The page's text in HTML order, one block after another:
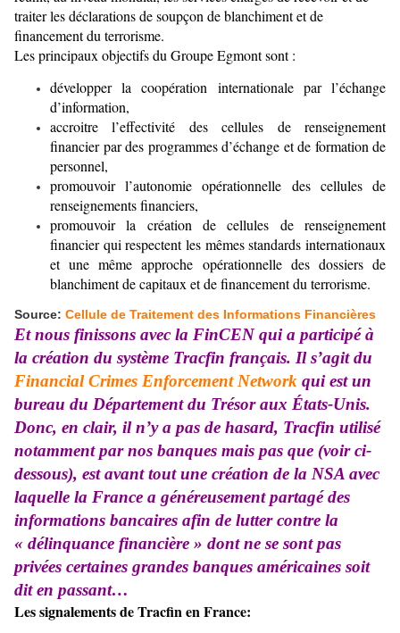
traiter les déclarations de soupçon de blanchiment et de
financement du terrorisme.
Les principaux objectifs du Groupe Egmont sont :
développer la coopération internationale par l’échange
d’information,
accroitre l’effectivité des cellules de renseignement
financier par des programmes d’échange et de formation de
personnel,
promouvoir l’autonomie opérationnelle des cellules de
renseignements financiers,
promouvoir la création de cellules de renseignement
financier qui respectent les mêmes standards internationaux
et une même approche opérationnelle des dossiers de
blanchiment de capitaux et de financement du terrorisme.
Source: Cellule de Traitement des Informations Financières
Et nous finissons avec la FinCEN qui a participé à
la création du système Tracfin français. Il s’agit du
Financial Crimes Enforcement Network qui est un
bureau du Département du Trésor aux États-Unis.
Donc, en clair, il n’y a pas de hasard, Tracfin utilisé
notamment par nos banques mais pas que (voir ci-
dessous), est avant tout une création de la NSA avec
laquelle la France a généreusement partagé des
informations bancaires afin de lutter contre la
« délinquance financière » dont ne se sont pas
privées certaines grandes banques américaines soit
dit en passant…
Les signalements de Tracfin en France: